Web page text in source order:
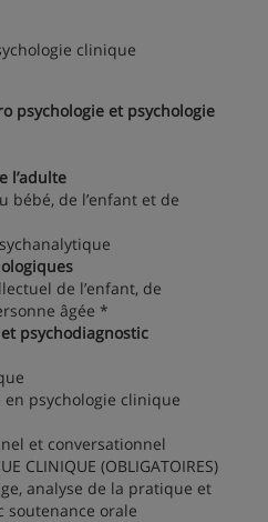
clinique
psychologie et psychologie
l’adulte
bébé, de l’enfant et de
de l’enfant, de
âgée *
psychodiagnostic
en psychologie clinique
et conversationnel
CLINIQUE (OBLIGATOIRES)
analyse de la pratique et
soutenance orale